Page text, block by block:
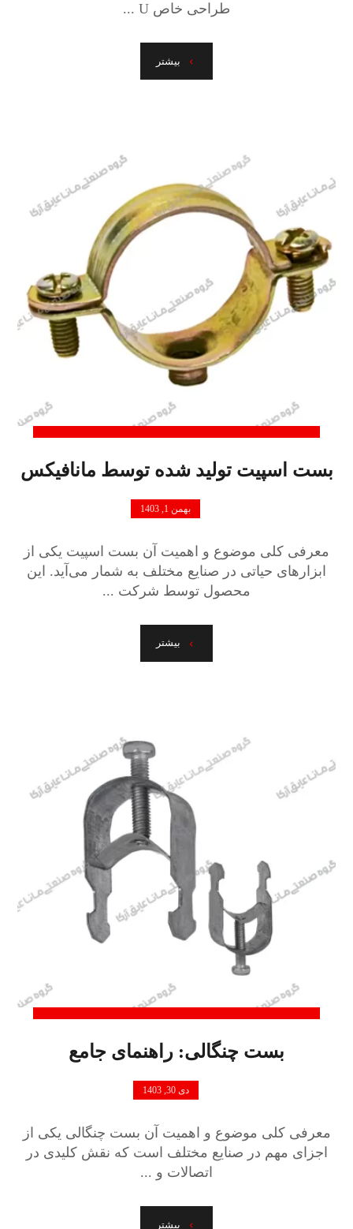
طراحی خاص U ...
بیشتر
بست اسپیت تولید شده توسط مانافیکس
بهمن 1, 1403
معرفی کلی موضوع و اهمیت آن بست اسپیت یکی از
ابزارهای حیاتی در صنایع مختلف به شمار می‌آید. این
محصول توسط شرکت ...
بیشتر
بست چنگالی: راهنمای جامع
دی 30, 1403
معرفی کلی موضوع و اهمیت آن بست چنگالی یکی از
اجزای مهم در صنایع مختلف است که نقش کلیدی در
اتصالات و ...
بیشتر